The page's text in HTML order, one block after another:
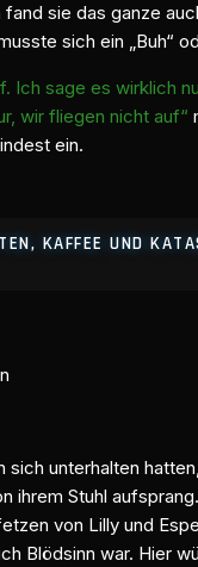
sie das ganze
sich ein „Buh“
Ich sage es wirklich
wir fliegen nicht auf“
ein.
KAFFEE UND
sich unterhalten
ihrem Stuhl
von Lilly und
Blödsinn war. Hier